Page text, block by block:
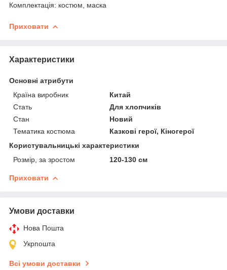
Комплектація: костюм, маска
Приховати
Характеристики
Основні атрибути
Країна виробник
Китай
Стать
Для хлопчиків
Стан
Новий
Тематика костюма
Казкові герої, Кіногерої
Користувальницькі характеристики
Розмір, за зростом
120-130 см
Приховати
Умови доставки
Нова Пошта
Укрпошта
Всі умови доставки